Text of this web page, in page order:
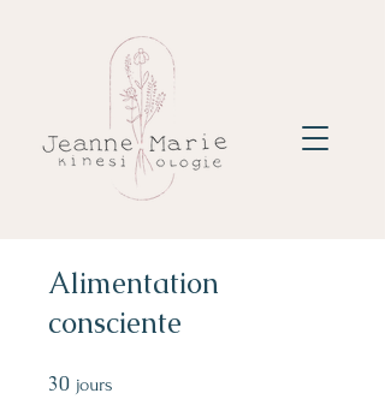
Alimentation
consciente
30 jours